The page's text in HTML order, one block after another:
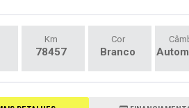
Km
78457
Cor
Branco